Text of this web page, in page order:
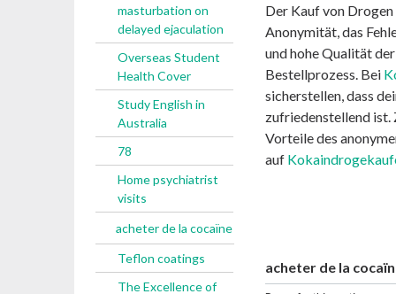
masturbation on
delayed ejaculation
Overseas Student
Health Cover
Study English in
Australia
78
Home psychiatrist
visits
acheter de la cocaïne
Teflon coatings
The Excellence of
Der Kauf von
Anonymität, das
und hohe Qualität
Bestellprozess. Bei
sicherstellen, dass
zufriedenstellend ist.
Vorteile des
auf
acheter de la